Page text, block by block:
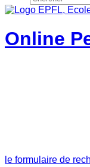
Online
le formulaire de